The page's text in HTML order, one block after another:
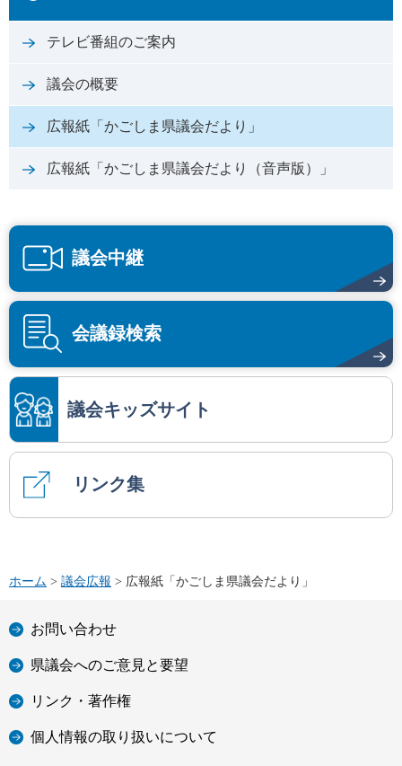
テレビ番組のご案内
議会の概要
広報紙「かごしま県議会だより」
広報紙「かごしま県議会だより（音声版）」
議会中継
会議録検索
議会キッズサイト
リンク集
ホーム > 議会広報 > 広報紙「かごしま県議会だより」
お問い合わせ
県議会へのご意見と要望
リンク・著作権
個人情報の取り扱いについて